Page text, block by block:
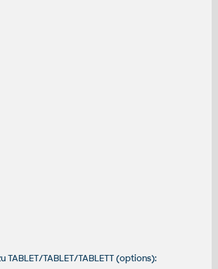
TABLET/TABLET/TABLETT (options):